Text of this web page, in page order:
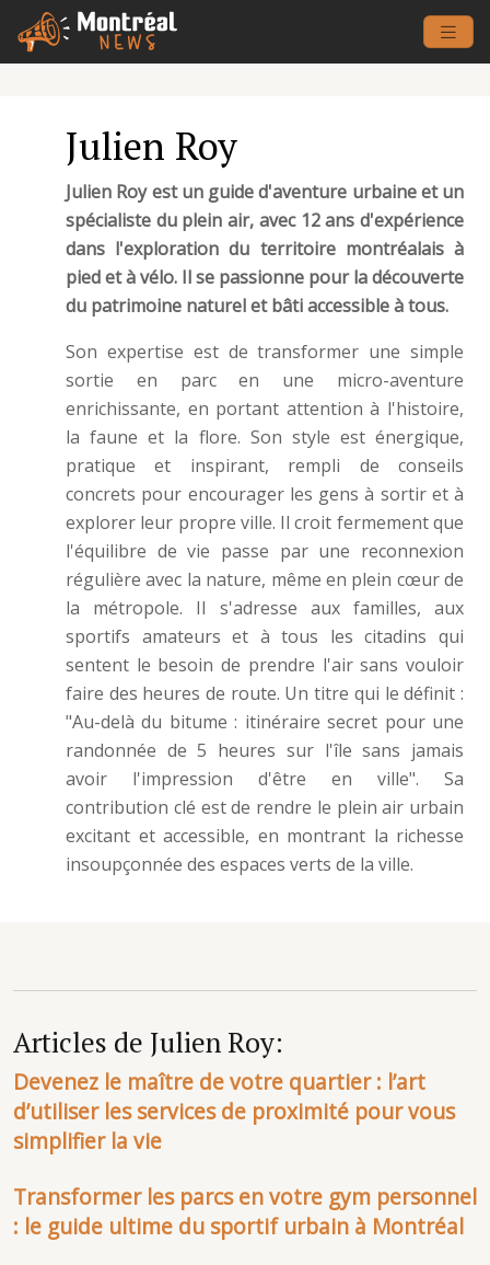
Julien Roy
Julien Roy est un guide d'aventure urbaine et un
spécialiste du plein air, avec 12 ans d'expérience
dans l'exploration du territoire montréalais à
pied et à vélo. Il se passionne pour la découverte
du patrimoine naturel et bâti accessible à tous.
Son expertise est de transformer une simple
sortie en parc en une micro-aventure
enrichissante, en portant attention à l'histoire,
la faune et la flore. Son style est énergique,
pratique et inspirant, rempli de conseils
concrets pour encourager les gens à sortir et à
explorer leur propre ville. Il croit fermement que
l'équilibre de vie passe par une reconnexion
régulière avec la nature, même en plein cœur de
la métropole. Il s'adresse aux familles, aux
sportifs amateurs et à tous les citadins qui
sentent le besoin de prendre l'air sans vouloir
faire des heures de route. Un titre qui le définit :
"Au-delà du bitume : itinéraire secret pour une
randonnée de 5 heures sur l'île sans jamais
avoir l'impression d'être en ville". Sa
contribution clé est de rendre le plein air urbain
excitant et accessible, en montrant la richesse
insoupçonnée des espaces verts de la ville.
Articles de Julien Roy:
Devenez le maître de votre quartier : l’art
d’utiliser les services de proximité pour vous
simplifier la vie
Transformer les parcs en votre gym personnel
: le guide ultime du sportif urbain à Montréal